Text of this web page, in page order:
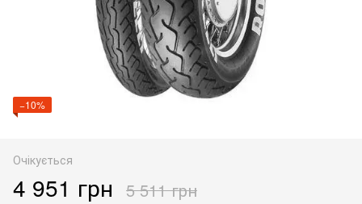
−10%
Очікується
4 951 грн 5 511 грн